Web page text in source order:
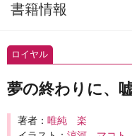
書籍情報
ロイヤル
夢の終わりに、
著者： 唯純 楽